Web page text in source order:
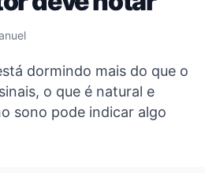
dormindo mais do que o
o que é natural e
sono pode indicar algo